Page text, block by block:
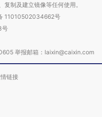
制及建立镜像等任何使用。
11010502034662号
号
举报邮箱：laixin@caixin.com
链接